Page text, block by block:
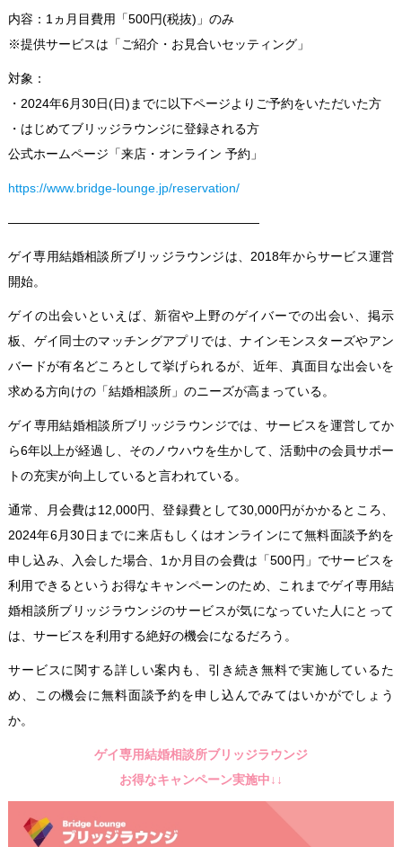
内容：1ヵ月目費用「500円(税抜)」のみ
※提供サービスは「ご紹介・お見合いセッティング」
対象：
・2024年6月30日(日)までに以下ページよりご予約をいただいた方
・はじめてブリッジラウンジに登録される方
公式ホームページ「来店・オンライン 予約」
https://www.bridge-lounge.jp/reservation/
————————————————————
ゲイ専用結婚相談所ブリッジラウンジは、2018年からサービス運営
開始。
ゲイの出会いといえば、新宿や上野のゲイバーでの出会い、掲示
板、ゲイ同士のマッチングアプリでは、ナインモンスターズやアン
バードが有名どころとして挙げられるが、近年、真面目な出会いを
求める方向けの「結婚相談所」のニーズが高まっている。
ゲイ専用結婚相談所ブリッジラウンジでは、サービスを運営してか
ら6年以上が経過し、そのノウハウを生かして、活動中の会員サポー
トの充実が向上していると言われている。
通常、月会費は12,000円、登録費として30,000円がかかるところ、
2024年6月30日までに来店もしくはオンラインにて無料面談予約を
申し込み、入会した場合、1か月目の会費は「500円」でサービスを
利用できるというお得なキャンペーンのため、これまでゲイ専用結
婚相談所ブリッジラウンジのサービスが気になっていた人にとって
は、サービスを利用する絶好の機会になるだろう。
サービスに関する詳しい案内も、引き続き無料で実施しているた
め、この機会に無料面談予約を申し込んでみてはいかがでしょう
か。
ゲイ専用結婚相談所ブリッジラウンジ
お得なキャンペーン実施中↓↓